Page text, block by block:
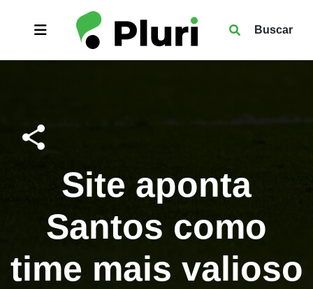
Buscar
Site aponta
Santos como
time mais valioso